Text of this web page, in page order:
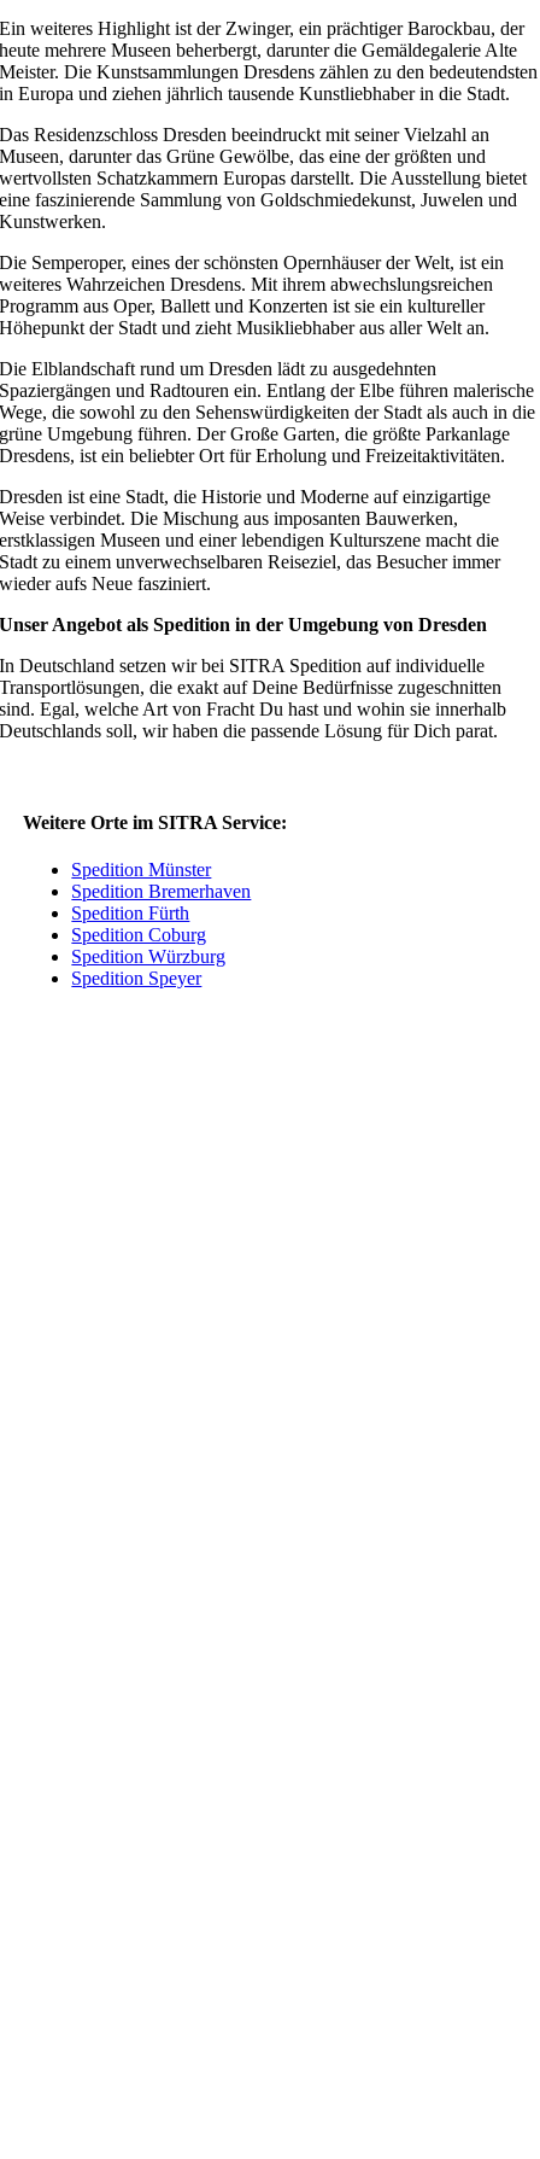
Ein weiteres Highlight ist der Zwinger, ein prächtiger Barockbau, der
heute mehrere Museen beherbergt, darunter die Gemäldegalerie Alte
Meister. Die Kunstsammlungen Dresdens zählen zu den bedeutendsten
in Europa und ziehen jährlich tausende Kunstliebhaber in die Stadt.
Das Residenzschloss Dresden beeindruckt mit seiner Vielzahl an
Museen, darunter das Grüne Gewölbe, das eine der größten und
wertvollsten Schatzkammern Europas darstellt. Die Ausstellung bietet
eine faszinierende Sammlung von Goldschmiedekunst, Juwelen und
Kunstwerken.
Die Semperoper, eines der schönsten Opernhäuser der Welt, ist ein
weiteres Wahrzeichen Dresdens. Mit ihrem abwechslungsreichen
Programm aus Oper, Ballett und Konzerten ist sie ein kultureller
Höhepunkt der Stadt und zieht Musikliebhaber aus aller Welt an.
Die Elblandschaft rund um Dresden lädt zu ausgedehnten
Spaziergängen und Radtouren ein. Entlang der Elbe führen malerische
Wege, die sowohl zu den Sehenswürdigkeiten der Stadt als auch in die
grüne Umgebung führen. Der Große Garten, die größte Parkanlage
Dresdens, ist ein beliebter Ort für Erholung und Freizeitaktivitäten.
Dresden ist eine Stadt, die Historie und Moderne auf einzigartige
Weise verbindet. Die Mischung aus imposanten Bauwerken,
erstklassigen Museen und einer lebendigen Kulturszene macht die
Stadt zu einem unverwechselbaren Reiseziel, das Besucher immer
wieder aufs Neue fasziniert.
Unser Angebot als Spedition in der Umgebung von Dresden
In Deutschland setzen wir bei SITRA Spedition auf individuelle
Transportlösungen, die exakt auf Deine Bedürfnisse zugeschnitten
sind. Egal, welche Art von Fracht Du hast und wohin sie innerhalb
Deutschlands soll, wir haben die passende Lösung für Dich parat.
Weitere Orte im SITRA Service:
Spedition Münster
Spedition Bremerhaven
Spedition Fürth
Spedition Coburg
Spedition Würzburg
Spedition Speyer